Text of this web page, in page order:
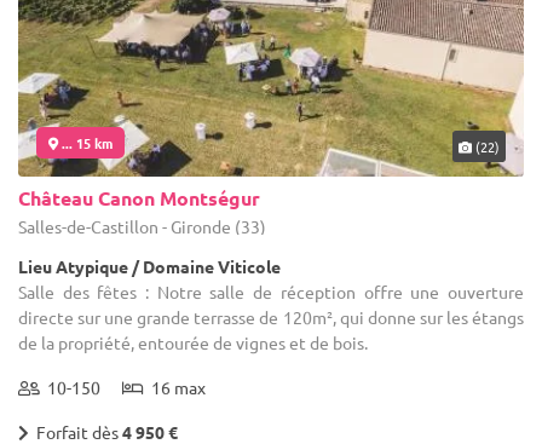
... 15 km (22)
Château Canon Montségur
Salles-de-Castillon - Gironde (33)
Lieu Atypique / Domaine Viticole
Salle des fêtes : Notre salle de réception offre une ouverture
directe sur une grande terrasse de 120m², qui donne sur les étangs
de la propriété, entourée de vignes et de bois.
10-150 16 max
Forfait dès4 950 €